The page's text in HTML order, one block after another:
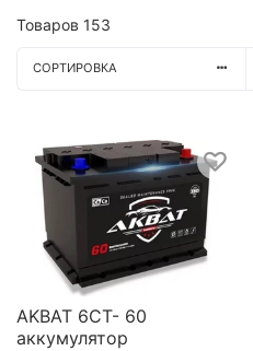
Товаров 153
СОРТИРОВКА
AKBAT 6CT- 60
аккумулятор